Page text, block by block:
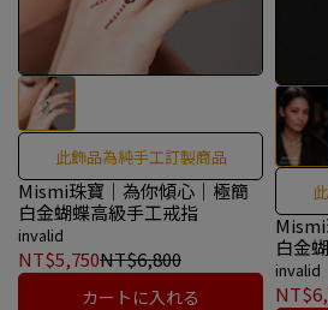
此飾品為純手工訂製商品
Mismi珠寶｜為你傾心｜極簡
白金蝴蝶高級手工戒指
invalid
NT$5,750NT$6,800
カートに入れる
白金
invalid